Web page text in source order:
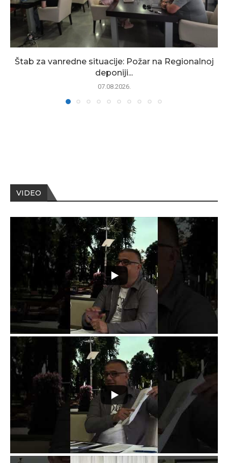
Štab za vanredne situacije: Požar na Regionalnoj
deponiji...
07.08.2026.
VIDEO